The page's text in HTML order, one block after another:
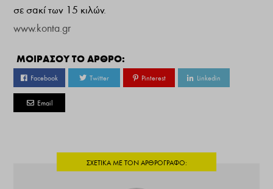
σε σακί των 15 κιλών.
www.konta.gr
ΜΟΙΡΑΣΟΥ ΤΟ ΑΡΘΡΟ:
Facebook Twitter Pinterest Linkedin
Email